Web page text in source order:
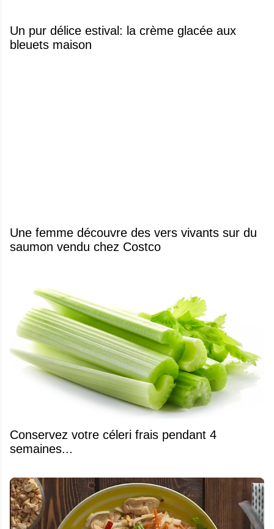
Un pur délice estival: la crème glacée aux
bleuets maison
Une femme découvre des vers vivants sur du
saumon vendu chez Costco
Conservez votre céleri frais pendant 4
semaines...